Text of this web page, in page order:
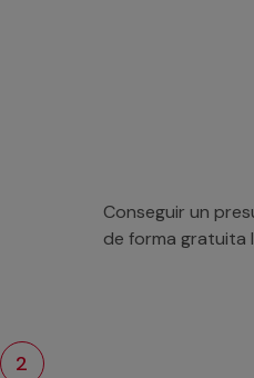
Conseguir un
de forma gratuita
2